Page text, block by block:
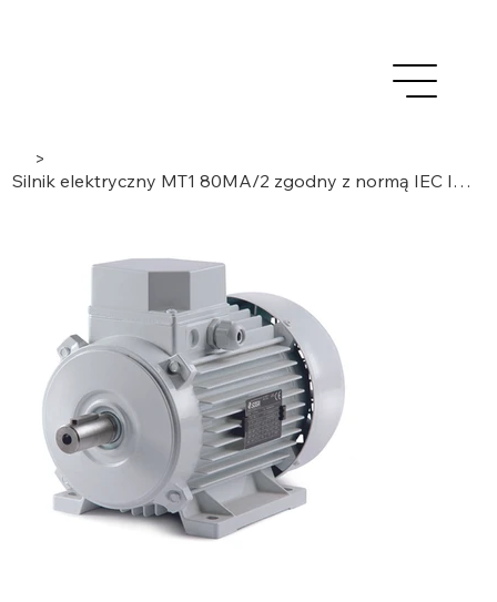
>
Silnik elektryczny MT1 80MA/2 zgodny z normą IEC IE1, 0,75 kW, 3-fazowy/2-biegunowy